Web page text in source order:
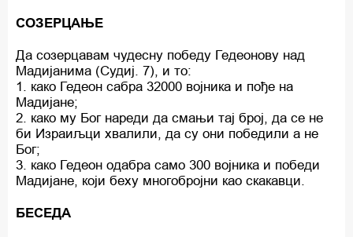
СОЗЕРЦАЊЕ
Да созерцавам чудесну победу Гедеонову над
Мадијанима (Судиј. 7), и то:
1. како Гедеон сабра 32000 војника и пође на
Мадијане;
2. како му Бог нареди да смањи тај број, да се не
би Израиљци хвалили, да су они победили а не
Бог;
3. како Гедеон одабра само 300 војника и победи
Мадијане, који беху многобројни као скакавци.
БЕСЕДА